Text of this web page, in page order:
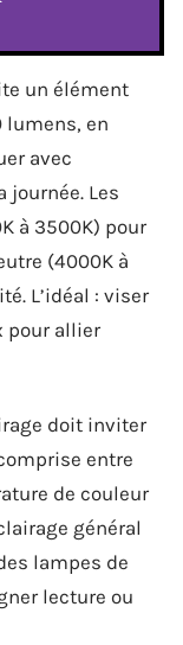
un élément
lumens, en
avec
journée. Les
à 3500K) pour
(4000K à
L’idéal : viser
pour allier
doit inviter
entre
de couleur
général
lampes de
lecture ou